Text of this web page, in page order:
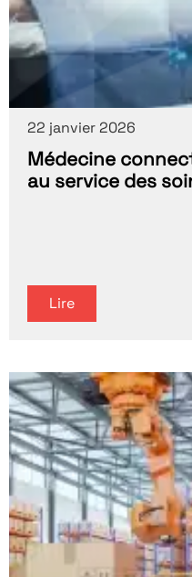
22 janvier 2026
Médecine
au service des
Lire